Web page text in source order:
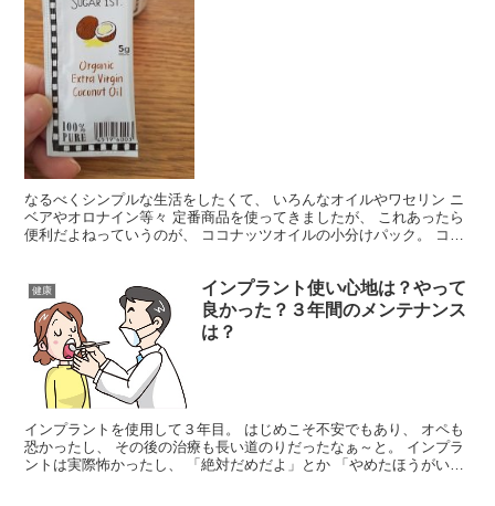
なるべくシンプルな生活をしたくて、 いろんなオイルやワセリン ニ
ベアやオロナイン等々 定番商品を使ってきましたが、 これあったら
便利だよねっていうのが、 ココナッツオイルの小分けパック。 ココ
健康
インプラント使い心地は？やって
良かった？３年間のメンテナンス
は？
インプラントを使用して３年目。 はじめこそ不安でもあり、 オペも
恐かったし、 その後の治療も長い道のりだったなぁ～と。 インプラ
ントは実際怖かったし、 「絶対だめだよ」とか 「やめたほうがい